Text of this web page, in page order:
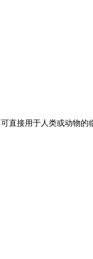
直接用于人类或动物的